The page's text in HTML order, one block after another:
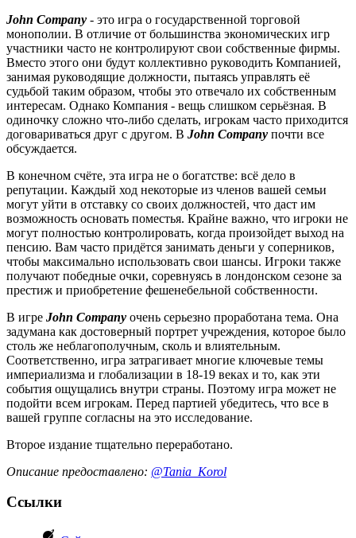
John Company - это игра о государственной торговой
монополии. В отличие от большинства экономических игр
участники часто не контролируют свои собственные фирмы.
Вместо этого они будут коллективно руководить Компанией,
занимая руководящие должности, пытаясь управлять её
судьбой таким образом, чтобы это отвечало их собственным
интересам. Однако Компания - вещь слишком серьёзная. В
одиночку сложно что-либо сделать, игрокам часто приходится
договариваться друг с другом. В John Company почти все
обсуждается.
В конечном счёте, эта игра не о богатстве: всё дело в
репутации. Каждый ход некоторые из членов вашей семьи
могут уйти в отставку со своих должностей, что даст им
возможность основать поместья. Крайне важно, что игроки не
могут полностью контролировать, когда произойдет выход на
пенсию. Вам часто придётся занимать деньги у соперников,
чтобы максимально использовать свои шансы. Игроки также
получают победные очки, соревнуясь в лондонском сезоне за
престиж и приобретение фешенебельной собственности.
В игре John Company очень серьезно проработана тема. Она
задумана как достоверный портрет учреждения, которое было
столь же неблагополучным, сколь и влиятельным.
Соответственно, игра затрагивает многие ключевые темы
империализма и глобализации в 18-19 веках и то, как эти
события ощущались внутри страны. Поэтому игра может не
подойти всем игрокам. Перед партией убедитесь, что все в
вашей группе согласны на это исследование.
Второе издание тщательно переработано.
Описание предоставлено: @Tania_Korol
Ссылки